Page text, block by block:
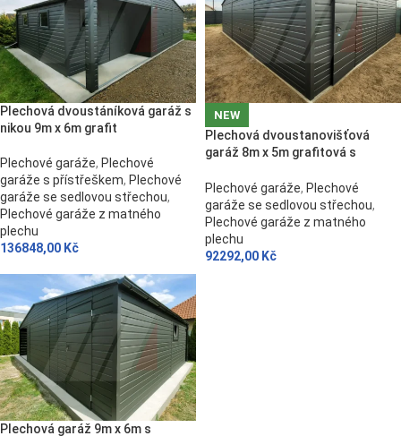
Plechová dvoustáníková garáž s
nikou 9m x 6m grafit
Plechové garáže, Plechové
garáže s přístřeškem, Plechové
garáže se sedlovou střechou,
Plechové garáže z matného
plechu
136848,00 Kč
NEW
Plechová dvoustanovišťová
garáž 8m x 5m grafitová s
Plechové garáže, Plechové
garáže se sedlovou střechou,
Plechové garáže z matného
plechu
92292,00 Kč
Plechová garáž 9m x 6m s